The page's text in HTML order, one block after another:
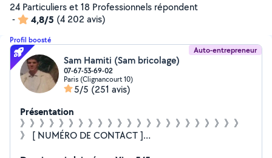
24 Particuliers et 18 Professionnels répondent
-
4,8/5 (4 202 avis)
Profil boosté
Auto-entrepreneur
Sam Hamiti (Sam bricolage)
07-67-53-69-02
Paris (Clignancourt 10)
5/5 (251 avis)
Présentation
》》》》》》》》》》》》》》》》》》》》》》》
》 [ NUMÉRO DE CONTACT ]